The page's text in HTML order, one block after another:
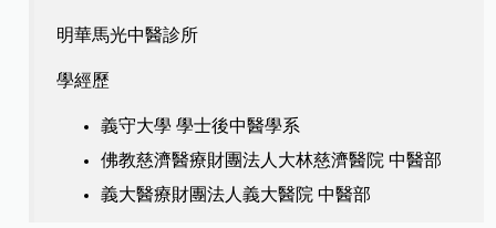
明華馬光中醫診所
學經歷
義守大學 學士後中醫學系
佛教慈濟醫療財團法人大林慈濟醫院 中醫部
義大醫療財團法人義大醫院 中醫部